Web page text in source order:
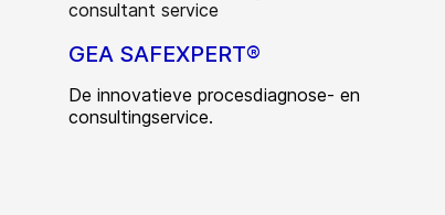
GEA SAFEXPERT®
De innovatieve procesdiagnose- en
consultingservice.